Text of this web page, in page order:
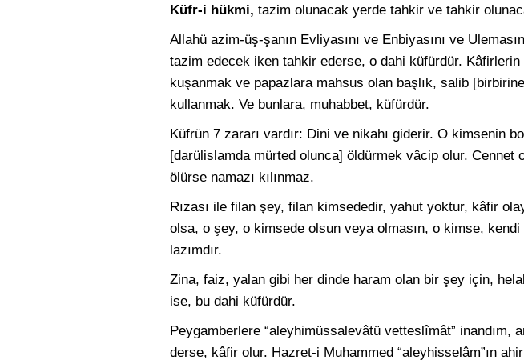
Küfr-i hükmi, tazim olunacak yerde tahkir ve tahkir
Allahü azim-üş-şanın Evliyasını ve Enbiyasını ve
tazim edecek iken tahkir ederse, o dahi küfürdür.
kuşanmak ve papazlara mahsus olan başlık, salib
kullanmak. Ve bunlara, muhabbet, küfürdür.
Küfrün 7 zararı vardır: Dini ve nikahı giderir. O kimsenin
[darülislamda mürted olunca] öldürmek vâcip olur. Cennet
ölürse namazı kılınmaz.
Rızası ile filan şey, filan kimsededir, yahut yoktur, kâfir
olsa, o şey, o kimsede olsun veya olmasın, o kimse, kendi
lazımdır.
Zina, faiz, yalan gibi her dinde haram olan bir şey için,
ise, bu dahi küfürdür.
Peygamberlere “aleyhimüssalevâtü vetteslîmât” inandım,
derse, kâfir olur. Hazret-i Muhammed “aleyhisselâm”ın